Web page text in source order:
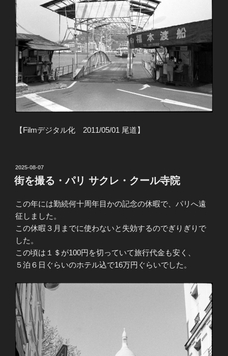
【Filmデジタル化 2011/05/01 尾道】
投
稿
日:
2025-08-07
街を撮る・パリ サクレ・クール寺院
この年には勤続何十周年目かの記念の休暇で、パリへ遠
征しました。
この休暇３月までに使わないと失効するのでぎりぎりで
した。
この頃は１＄が100円を切っていて旅行代金も安く、
５泊６日ぐらいのホテル込で16万円ぐらいでした。